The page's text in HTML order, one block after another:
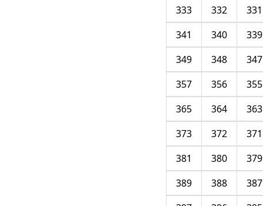
331
332
333
339
340
341
347
348
349
355
356
357
363
364
365
371
372
373
379
380
381
387
388
389